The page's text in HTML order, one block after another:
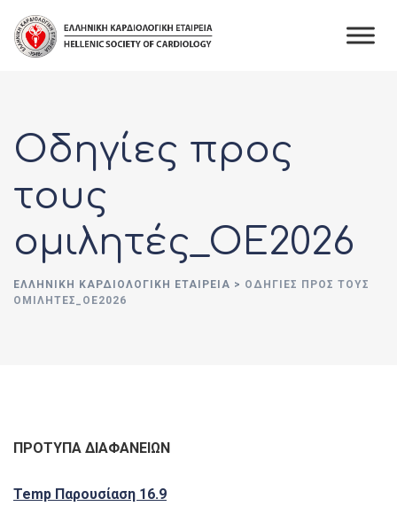
content
Οδηγίες προς
τους
ομιλητές_OE2026
ΕΛΛΗΝΙΚΉ ΚΑΡΔΙΟΛΟΓΙΚΉ ΕΤΑΙΡΕΊΑ > ΟΔΗΓΊΕΣ ΠΡΟΣ ΤΟΥΣ
ΟΜΙΛΗΤΈΣ_OE2026
ΠΡΟΤΥΠΑ ΔΙΑΦΑΝΕΙΩΝ
Temp Παρουσίαση 16.9